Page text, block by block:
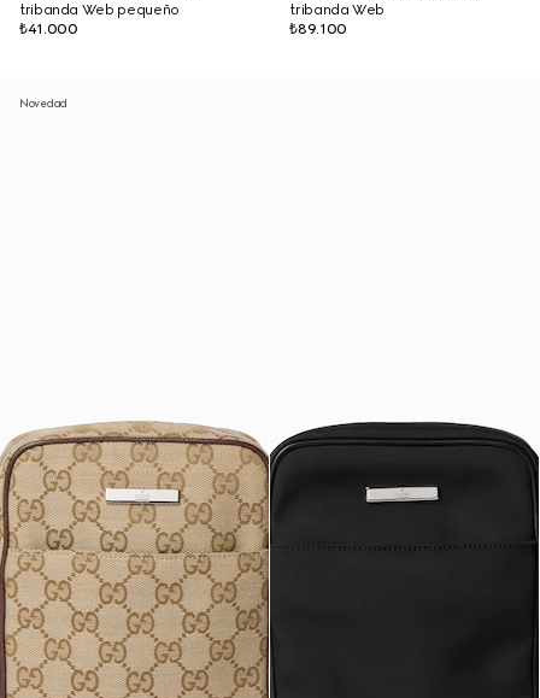
tribanda Web pequeño
₺41.000
tribanda Web
₺89.100
Novedad